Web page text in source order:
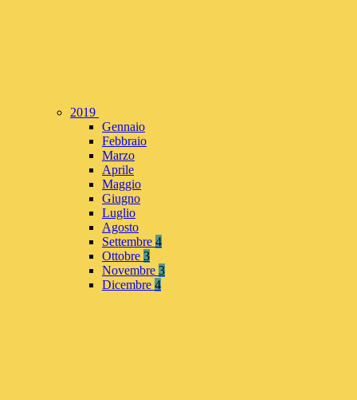
2019
Gennaio
Febbraio
Marzo
Aprile
Maggio
Giugno
Luglio
Agosto
Settembre 4
Ottobre 3
Novembre 3
Dicembre 4